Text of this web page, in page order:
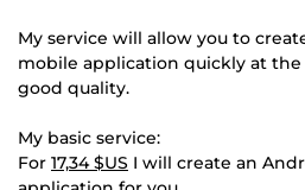
My service will allow you to
mobile application quickly at
good quality.
My basic service:
For 17,34 $US I will create an